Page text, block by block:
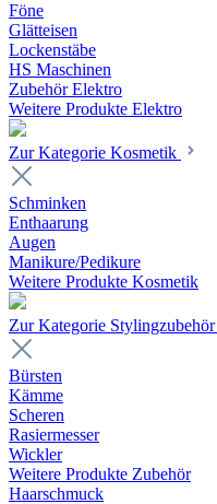
Föne
Glätteisen
Lockenstäbe
HS Maschinen
Zubehör Elektro
Weitere Produkte Elektro
Zur Kategorie Kosmetik
Schminken
Enthaarung
Augen
Manikure/Pedikure
Weitere Produkte Kosmetik
Zur Kategorie Stylingzubehör
Bürsten
Kämme
Scheren
Rasiermesser
Wickler
Weitere Produkte Zubehör
Haarschmuck